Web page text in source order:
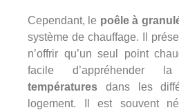
Cependant, le poêle à
système de chauffage. Il
n’offrir qu’un seul point
facile d’appréhender
températures dans les
logement. Il est souvent